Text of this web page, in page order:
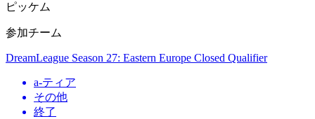
ピッケム
参加チーム
DreamLeague Season 27: Eastern Europe Closed Qualifier
a-ティア
その他
終了